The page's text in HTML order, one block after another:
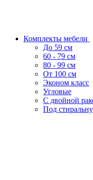
Комплекты мебели
До 59 см
60 - 79 см
80 - 99 см
От 100 см
Эконом класс
Угловые
С двойной
Под